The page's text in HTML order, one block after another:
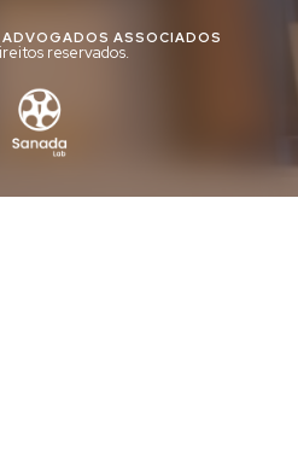
ASSOCIADOS
reservados.